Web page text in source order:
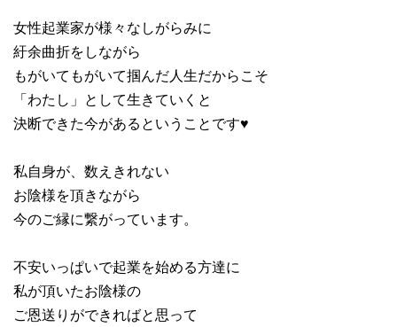
女性起業家が様々なしがらみに
紆余曲折をしながら
もがいてもがいて掴んだ人生だからこそ
「わたし」として生きていくと
決断できた今があるということです♥
私自身が、数えきれない
お陰様を頂きながら
今のご縁に繋がっています。
不安いっぱいで起業を始める方達に
私が頂いたお陰様の
ご恩送りができればと思って